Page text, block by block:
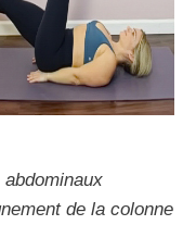
de la colonne